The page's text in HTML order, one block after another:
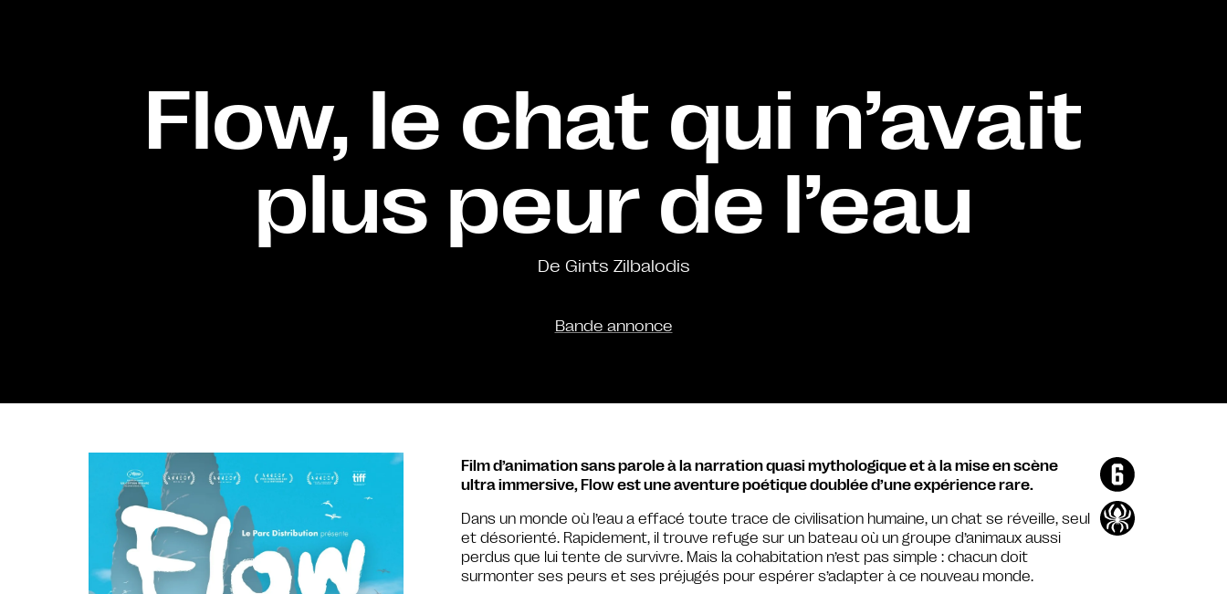
Flow, le chat qui n’avait
plus peur de l’eau
De Gints Zilbalodis
Bande annonce
Film d’animation sans parole à la narration quasi mythologique et à la mise en scène
ultra immersive, Flow est une aventure poétique doublée d’une expérience rare.
Dans un monde où l’eau a effacé toute trace de civilisation humaine, un chat se réveille, seul
et désorienté. Rapidement, il trouve refuge sur un bateau où un groupe d’animaux aussi
perdus que lui tente de survivre. Mais la cohabitation n’est pas simple : chacun doit
surmonter ses peurs et ses préjugés pour espérer s’adapter à ce nouveau monde.